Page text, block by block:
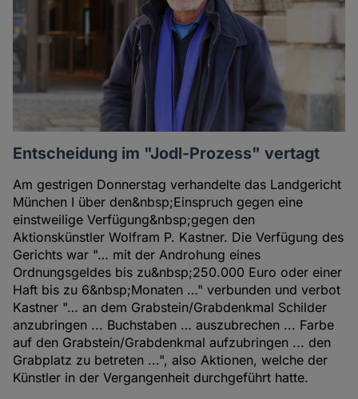
Entscheidung im "Jodl-Prozess" vertagt
Am gestrigen Donnerstag verhandelte das Landgericht
München I über den&nbsp;Einspruch gegen eine
einstweilige Verfügung&nbsp;gegen den
Aktionskünstler Wolfram P. Kastner. Die Verfügung des
Gerichts war "… mit der Androhung eines
Ordnungsgeldes bis zu&nbsp;250.000 Euro oder einer
Haft bis zu 6&nbsp;Monaten …" verbunden und verbot
Kastner "… an dem Grabstein/Grabdenkmal Schilder
anzubringen ... Buchstaben … auszubrechen ... Farbe
auf den Grabstein/Grabdenkmal aufzubringen ... den
Grabplatz zu betreten ...", also Aktionen, welche der
Künstler in der Vergangenheit durchgeführt hatte.